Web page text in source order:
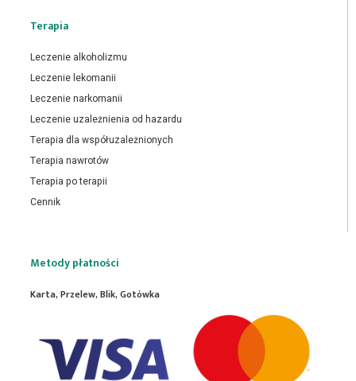
Terapia
Leczenie alkoholizmu
Leczenie lekomanii
Leczenie narkomanii
Leczenie uzależnienia od hazardu
Terapia dla współuzależnionych
Terapia nawrotów
Terapia po terapii
Cennik
Metody płatności
Karta, Przelew, Blik, Gotówka